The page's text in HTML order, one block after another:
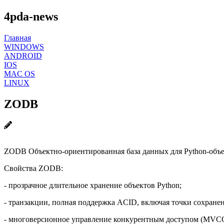
4pda-news
Главная
WINDOWS
ANDROID
IOS
MAC OS
LINUX
ZODB
ZODB Объектно-ориентированная база данных для Python-
Свойства ZODB:
- прозрачное длительное хранение объектов Python;
- транзакции, полная поддержка ACID, включая точки
- многоверсионное управление конкурентным доступом